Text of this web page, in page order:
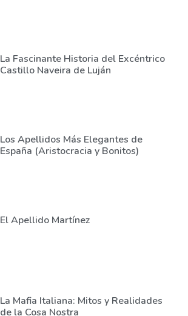
La Fascinante Historia del Excéntrico
Castillo Naveira de Luján
Los Apellidos Más Elegantes de
España (Aristocracia y Bonitos)
El Apellido Martínez
La Mafia Italiana: Mitos y Realidades
de la Cosa Nostra